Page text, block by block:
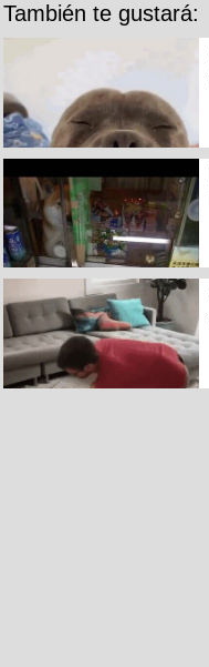
También te gustará: